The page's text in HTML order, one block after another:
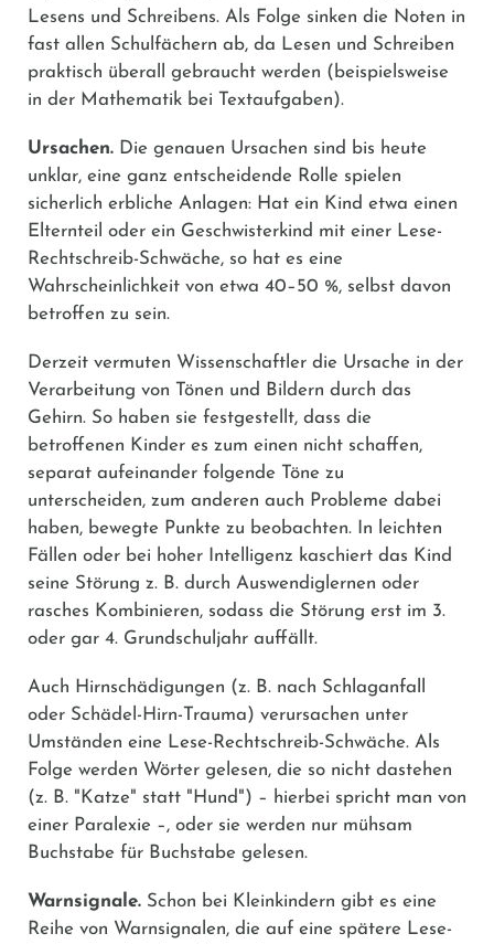
Lesens und Schreibens. Als Folge sinken die Noten in
fast allen Schulfächern ab, da Lesen und Schreiben
praktisch überall gebraucht werden (beispielsweise
in der Mathematik bei Textaufgaben).
Ursachen. Die genauen Ursachen sind bis heute
unklar, eine ganz entscheidende Rolle spielen
sicherlich erbliche Anlagen: Hat ein Kind etwa einen
Elternteil oder ein Geschwisterkind mit einer Lese-
Rechtschreib-Schwäche, so hat es eine
Wahrscheinlichkeit von etwa 40–50 %, selbst davon
betroffen zu sein.
Derzeit vermuten Wissenschaftler die Ursache in der
Verarbeitung von Tönen und Bildern durch das
Gehirn. So haben sie festgestellt, dass die
betroffenen Kinder es zum einen nicht schaffen,
separat aufeinander folgende Töne zu
unterscheiden, zum anderen auch Probleme dabei
haben, bewegte Punkte zu beobachten. In leichten
Fällen oder bei hoher Intelligenz kaschiert das Kind
seine Störung z. B. durch Auswendiglernen oder
rasches Kombinieren, sodass die Störung erst im 3.
oder gar 4. Grundschuljahr auffällt.
Auch Hirnschädigungen (z. B. nach Schlaganfall
oder Schädel-Hirn-Trauma) verursachen unter
Umständen eine Lese-Rechtschreib-Schwäche. Als
Folge werden Wörter gelesen, die so nicht dastehen
(z. B. "Katze" statt "Hund") – hierbei spricht man von
einer Paralexie –, oder sie werden nur mühsam
Buchstabe für Buchstabe gelesen.
Warnsignale. Schon bei Kleinkindern gibt es eine
Reihe von Warnsignalen, die auf eine spätere Lese-